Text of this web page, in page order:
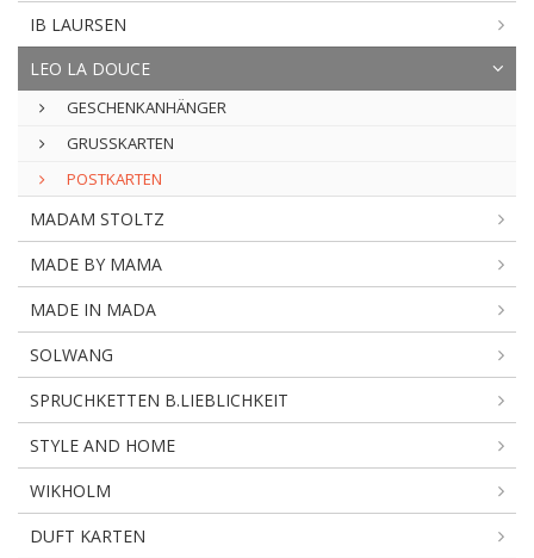
IB LAURSEN
LEO LA DOUCE
GESCHENKANHÄNGER
GRUSSKARTEN
POSTKARTEN
MADAM STOLTZ
MADE BY MAMA
MADE IN MADA
SOLWANG
SPRUCHKETTEN B.LIEBLICHKEIT
STYLE AND HOME
WIKHOLM
DUFT KARTEN